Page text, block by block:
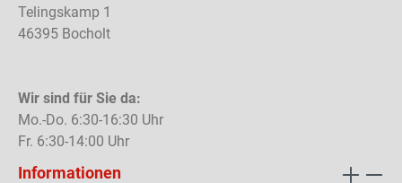
Telingskamp 1
46395 Bocholt
Wir sind für Sie da:
Mo.-Do. 6:30-16:30 Uhr
Fr. 6:30-14:00 Uhr
Informationen